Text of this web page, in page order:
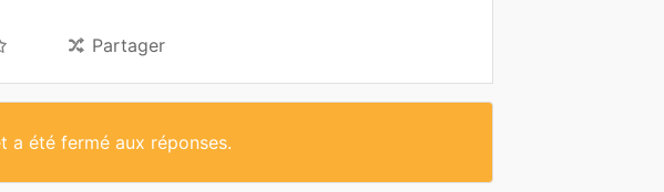
Partager
a été fermé aux réponses.